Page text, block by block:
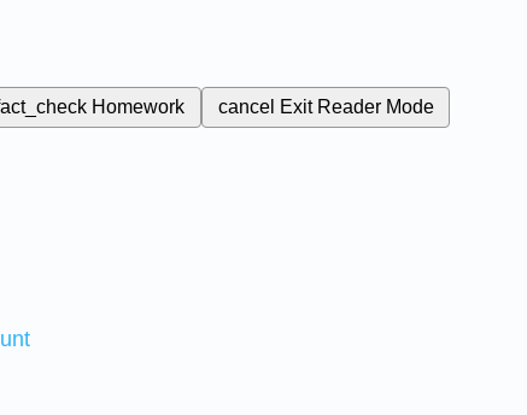
Homework cancel Exit Reader Mode